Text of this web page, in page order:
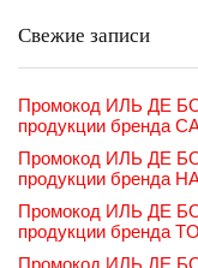
Свежие записи
Промокод ИЛЬ ДЕ
продукции бренда
Промокод ИЛЬ ДЕ
продукции бренда
Промокод ИЛЬ ДЕ
продукции бренда